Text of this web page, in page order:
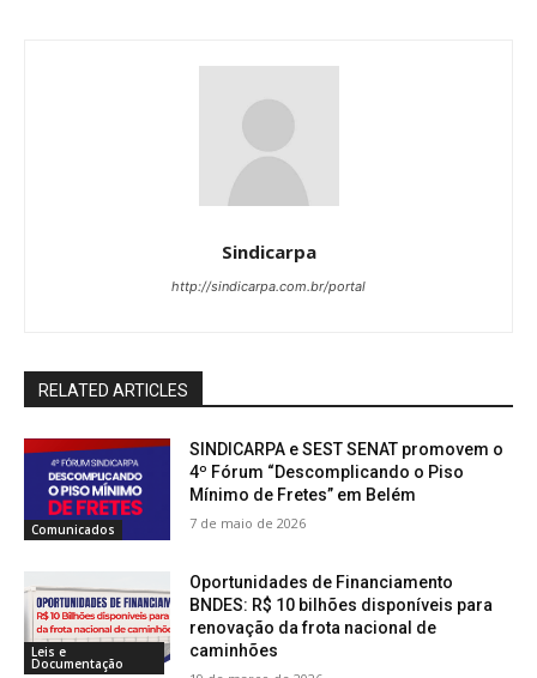
Sindicarpa
http://sindicarpa.com.br/portal
RELATED ARTICLES
Comunicados
SINDICARPA e SEST SENAT promovem o
4º Fórum “Descomplicando o Piso
Mínimo de Fretes” em Belém
7 de maio de 2026
Leis e
Documentação
Oportunidades de Financiamento
BNDES: R$ 10 bilhões disponíveis para
renovação da frota nacional de
caminhões